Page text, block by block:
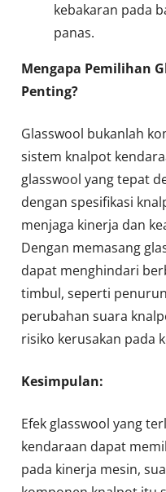
kebakaran pada
panas.
Mengapa Pemilihan
Penting?
Glasswool bukanlah
sistem knalpot
glasswool yang tepat
dengan spesifikasi
menjaga kinerja dan
Dengan memasang
dapat menghindari
timbul, seperti
perubahan suara
risiko kerusakan pada
Kesimpulan:
Efek glasswool yang
kendaraan dapat
pada kinerja mesin,